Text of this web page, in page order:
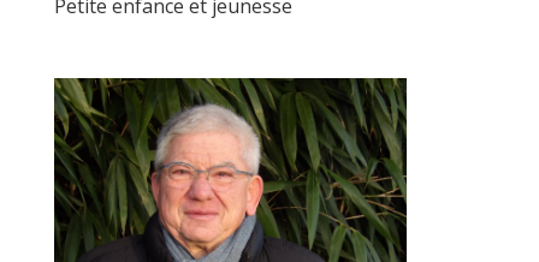
Petite enfance et jeunesse